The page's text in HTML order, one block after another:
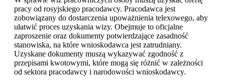
pracy od rosyjskiego pracodawcy. Pracodawca jest
zobowiązany do dostarczenia upoważnienia telexowego, aby
ułatwić proces uzyskania wizy. Obejmuje to oficjalne
zaproszenie oraz dokumenty potwierdzające zasadność
stanowiska, na które wnioskodawca jest zatrudniany.
Uzyskane dokumenty muszą wykazywać zgodność z
przepisami kwotowymi, które mogą się różnić w zależności
od sektora pracodawcy i narodowości wnioskodawcy.